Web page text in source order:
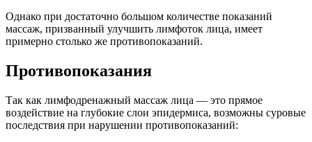
Однако при достаточно большом количестве показаний
массаж, призванный улучшить лимфоток лица, имеет
примерно столько же противопоказаний.
Противопоказания
Так как лимфодренажный массаж лица — это прямое
воздействие на глубокие слои эпидермиса, возможны суровые
последствия при нарушении противопоказаний: